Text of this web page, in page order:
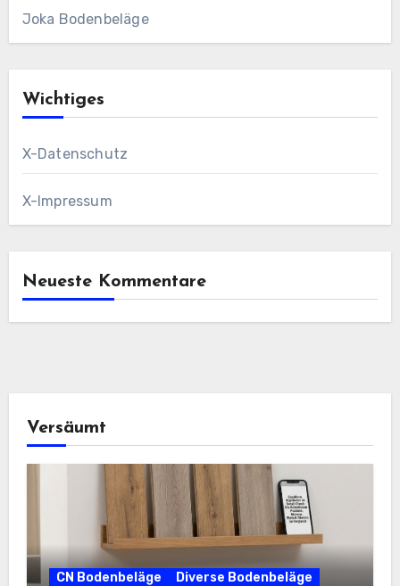
Joka Bodenbeläge
Wichtiges
X-Datenschutz
X-Impressum
Neueste Kommentare
Versäumt
CN Bodenbeläge Diverse Bodenbeläge